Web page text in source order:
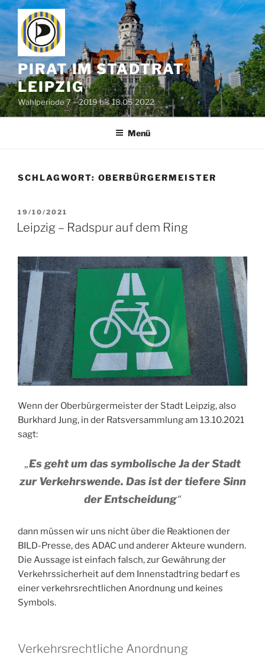
Zum
Inhalt
springen
PIRAT IM STADTRAT
LEIPZIG
Wahlperiode 7 – 2019 bis 18.05.2022
Menü
SCHLAGWORT: OBERBÜRGERMEISTER
VERÖFFENTLICHT
AM
19/10/2021
Leipzig – Radspur auf dem Ring
Wenn der Oberbürgermeister der Stadt Leipzig, also
Burkhard Jung, in der Ratsversammlung am 13.10.2021
sagt:
„Es geht um das symbolische Ja der Stadt
zur Verkehrswende. Das ist der tiefere Sinn
der Entscheidung“
dann müssen wir uns nicht über die Reaktionen der
BILD-Presse, des ADAC und anderer Akteure wundern.
Die Aussage ist einfach falsch, zur Gewährung der
Verkehrssicherheit auf dem Innenstadtring bedarf es
einer verkehrsrechtlichen Anordnung und keines
Symbols.
Verkehrsrechtliche Anordnung